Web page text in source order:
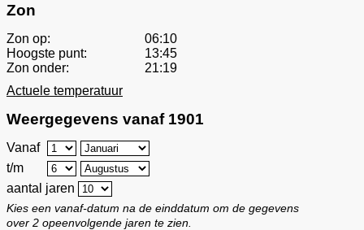
Zon
Zon op:
06:10
Hoogste punt:
13:45
Zon onder:
21:19
Actuele temperatuur
Weergegevens vanaf 1901
Vanaf
t/m
aantal jaren
Kies een vanaf-datum na de einddatum om de gegevens
over 2 opeenvolgende jaren te zien.